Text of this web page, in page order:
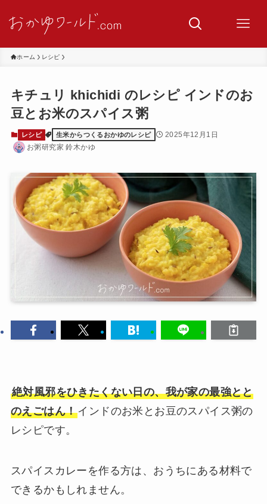
ホーム レシピ
キチュリ khichidi のレシピ インドのお
豆とお米のスパイス粥
レシピ 生米からつくるおかゆのレシピ
2025年12月1日
お粥研究家 鈴木かゆ
絶対風邪をひきたくない日の、我が家の最強とと
のえごはん！インドのお米とお豆のスパイス粥の
レシピです。
スパイスカレーを作る方は、おうちにある材料で
できるかもしれません。